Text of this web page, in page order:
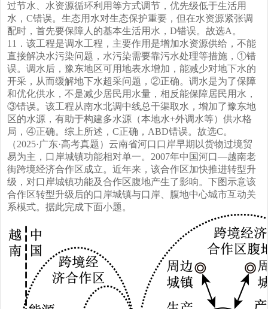
过节水、水资源循环利用等方式调节，优先级低于生活用
水，C错误。生态用水对生态保护重要，但在水资源紧张调
配时，首先要保障人的基本生活用水，D错误。故选A。
11．该工程是调水工程，主要作用是增加水资源供给，不能
直接解决水污染问题，水污染需要靠污水处理等措施，①错
误。调水后，豫东地区可用地表水增加，能减少对地下水的
开采，从而缓解地下水超采问题，②正确。调水是为了保障
和优化供水，不是减少居民用水量，相反能保障居民用水，
③错误。该工程从南水北调中线总干渠取水，增加了豫东地
区的水源，有助于构建多水源（本地水+外调水等）供水格
局，④正确。综上所述，C正确，ABD错误。故选C。
（2025·广东·高考真题）云南省河口口岸早期以货物过境贸
易为主，口岸城镇功能相对单一。2007年中国河口—越南老
街跨境经济合作区成立。近年来，该合作区加快推进转型升
级，对口岸城镇功能及合作区腹地产生了影响。下图示意该
合作区转型升级后的口岸城镇与口岸、腹地中心城市互动关
系模式。据此完成下面小题。